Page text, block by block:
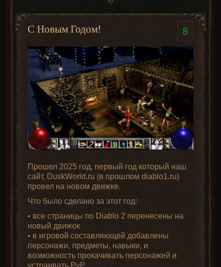
I Акта
III Акта
IV Акта
V Акта
Общее о
предметах
Виды
предметов
Сокетные
предметы
Магические
предметы
Редкие
предметы
Созданные
предметы
Уникальные
предметы
Наборы
Квестовые
предметы
Ценность
предметов
Префиксы и
суффиксы
ЭликсирыРуныКамниДрагоценностиЧармы
8
С Новым Годом!
Прошел 2025 год, первый год который наш
сайт, DuskWorld.ru (в прошлом diablo1.ru)
провел на новом движке.
Что было сделано за этот год:
• все страницы по Diablo 2 перенесены на
новый движок
• в игровой составляющей добавлены
персонажи, предметы, навыки, и
возможность прокачивать персонажей и
устраивать PvP